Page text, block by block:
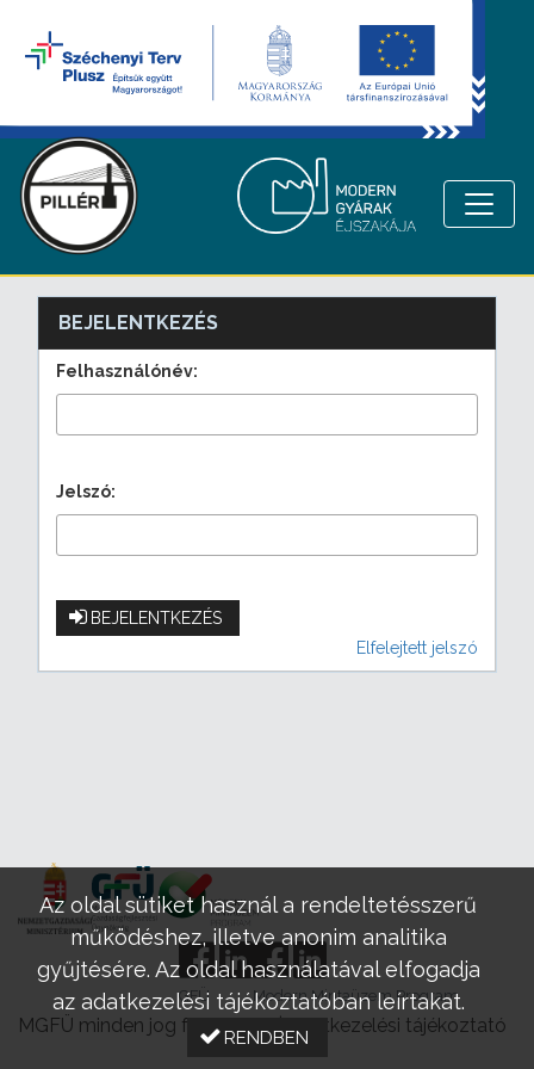
BEJELENTKEZÉS
Felhasználónév:
Jelszó:
BEJELENTKEZÉS
Elfelejtett jelszó
GFÜ Modern Mintaüzem Program
MGFÜ minden jog fenntartva |Adatkezelési tájékoztató
Az oldal sütiket használ a rendeltetésszerű
működéshez, illetve anonim analitika
gyűjtésére. Az oldal használatával elfogadja
az adatkezelési tájékoztatóban leírtakat.
RENDBEN